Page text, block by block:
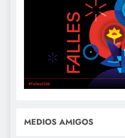
MEDIOS AMIGOS